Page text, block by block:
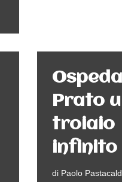
Prato
troiaio
infinito
di Paolo